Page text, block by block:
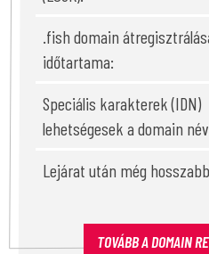
.fish domain
időtartama:
Speciális karakterek (IDN)
lehetségesek a domain
Lejárat után még
TOVÁBB A DOMAIN